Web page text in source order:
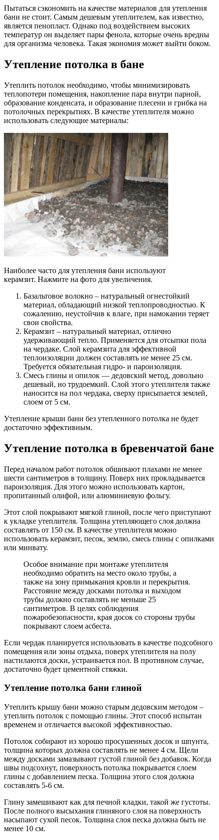
Пытаться сэкономить на качестве материалов для утепления
бани не стоит. Самым дешевым утеплителем, как известно,
является пенопласт. Однако под воздействием высоких
температур он выделяет пары фенола, которые очень вредны
для организма человека. Такая экономия может выйти боком.
Утепление потолка в бане
Утеплить потолок необходимо, чтобы минимизировать
теплопотери помещения, накопление пара внутри парной,
образование конденсата, и образование плесени и грибка на
потолочных перекрытиях. В качестве утеплителя можно
использовать следующие материалы:
Наиболее часто для утепления бани используют
керамзит. Нажмите на фото для увеличения.
Базальтовое волокно – натуральный огнестойкий
материал, обладающий низкой теплопроводностью. К
сожалению, неустойчив к влаге, при намокании теряет
свои свойства.
Керамзит – натуральный материал, отлично
удерживающий тепло. Применяется для отсыпки пола
на чердаке. Слой керамзита для эффективной
теплоизоляции должен составлять не менее 25 см.
Требуется обязательная гидро- и пароизоляция.
Смесь глины и опилок — дедовский метод, довольно
дешевый, но трудоемкий. Слой этого утеплителя также
наносится на пол чердака, сверху присыпается землей,
слоем от 5 см.
Утепление крыши бани без утепленного потолка не будет
достаточно эффективным.
Утепление потолка в бревенчатой бане
Перед началом работ потолок обшивают плахами не менее
шести сантиметров в толщину. Поверх них прокладывается
пароизоляция. Для этого можно использовать картон,
пропитанный олифой, или алюминиевую фольгу.
Этот слой покрывают мягкой глиной, после чего приступают
к укладке утеплителя. Толщина утепляющего слоя должна
составлять от 150 см. В качестве утеплителя можно
использовать керамзит, песок, землю, смесь глины с опилками
или минвату.
Особое внимание при монтаже утеплителя
необходимо обратить на место около трубы, а
также на зону примыкания кровли и перекрытия.
Расстояние между досками потолка и выходом
трубы должно составлять не меньше 25
сантиметров. В целях соблюдения
пожаробезопасности, края досок со стороны трубы
покрывают слоем асбеста.
Если чердак планируется использовать в качестве подсобного
помещения или зоны отдыха, поверх утеплителя на полу
настилаются доски, устраивается пол. В противном случае,
достаточно будет цементной стяжки.
Утепление потолка бани глиной
Утеплить крышу бани можно старым дедовским методом –
утеплить потолок с помощью глины. Этот способ испытан
временем и отличается высокой эффективностью.
Потолок собирают из хорошо просушенных досок и шпунта,
толщина которых должна составлять не менее 4 см. Щели
между досками замазывают густой глиной без добавок. Когда
швы подсохнут, поверхность потолка покрывается слоем
глины с добавлением песка. Толщина этого слоя должна
составлять 5-6 см.
Глину замешивают как для печной кладки, такой же густоты.
После полного высыхания глиняного слоя на поверхность
насыпают сухой песок. Толщина слоя песка должна быть не
менее 10 см.